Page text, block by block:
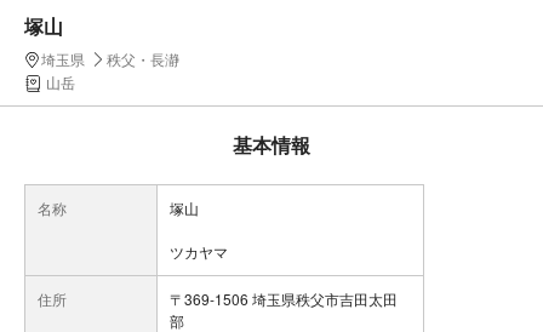
塚山
埼玉県
秩父・長瀞
山岳
基本情報
名称 塚山
ツカヤマ
住所
〒369-1506 埼玉県秩父市吉田太田
部